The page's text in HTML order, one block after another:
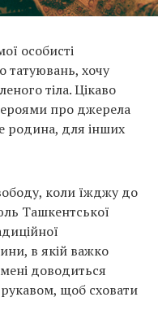
особисті
татуювань, хочу
тіла. Цікаво
про джерела
родина, для інших
коли їжджу до
Ташкентської
в якій важко
доводиться
щоб сховати